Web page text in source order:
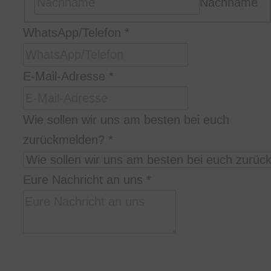
am
Name
WhatsApp/Telefon *
E-Mail-Adresse *
Wie sollen wir uns am besten bei euch
zurückmelden? *
Eure Nachricht an uns *